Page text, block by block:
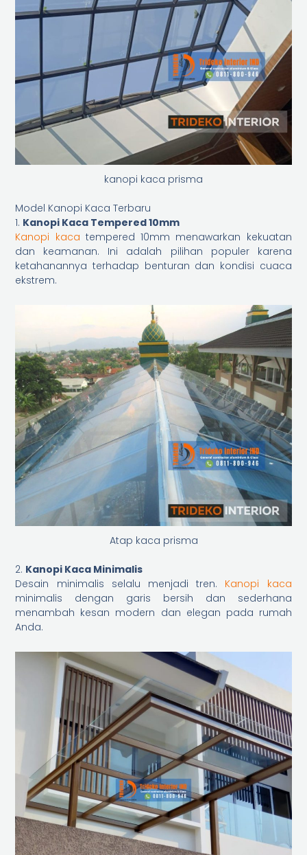
kanopi kaca prisma
Model Kanopi Kaca Terbaru
1. Kanopi Kaca Tempered 10mm
Kanopi kaca tempered 10mm menawarkan kekuatan
dan keamanan. Ini adalah pilihan populer karena
ketahanannya terhadap benturan dan kondisi cuaca
ekstrem.
Atap kaca prisma
2. Kanopi Kaca Minimalis
Desain minimalis selalu menjadi tren. Kanopi kaca
minimalis dengan garis bersih dan sederhana
menambah kesan modern dan elegan pada rumah
Anda.